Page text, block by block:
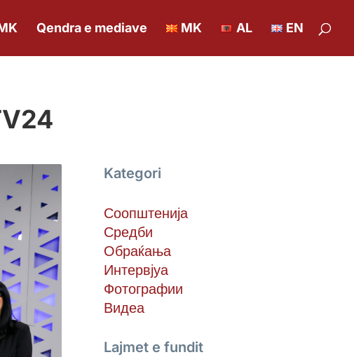
Qendra e mediave MK AL EN
Kategori
Соопштенија
Средби
Обраќања
Интервјуа
Фотографии
Видеа
Lajmet e fundit